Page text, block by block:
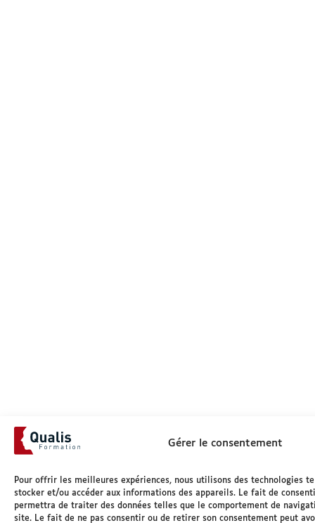
Gérer le consentement
Pour offrir les meilleures expériences, nous utilisons des technologies
stocker et/ou accéder aux informations des appareils. Le fait de
permettra de traiter des données telles que le comportement de
site. Le fait de ne pas consentir ou de retirer son consentement peut